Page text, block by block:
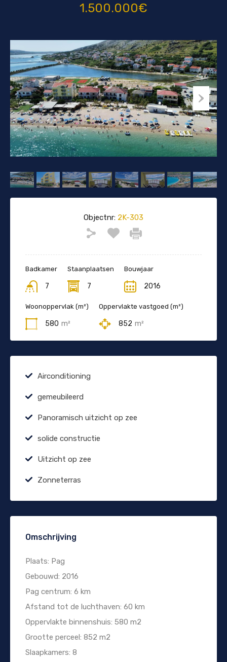
1.500.000€
Objectnr: 2K-303
Badkamer
7
Staanplaatsen
7
Bouwjaar
2016
Woonoppervlak (m²)
580 m²
Oppervlakte vastgoed (m²)
852 m²
Airconditioning
gemeubileerd
Panoramisch uitzicht op zee
solide constructie
Uitzicht op zee
Zonneterras
Omschrijving
Plaats: Pag
Gebouwd: 2016
Pag centrum: 6 km
Afstand tot de luchthaven: 60 km
Oppervlakte binnenshuis: 580 m2
Grootte perceel: 852 m2
Slaapkamers: 8